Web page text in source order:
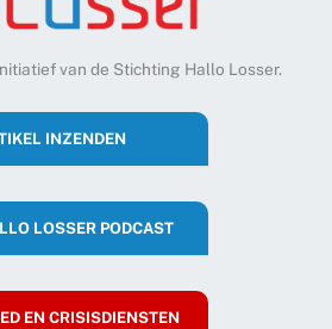
van de Stichting Hallo Losser.
INZENDEN
LOSSER PODCAST
EN CRISISDIENSTEN